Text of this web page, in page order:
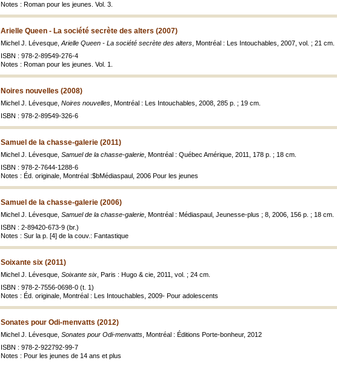
Notes : Roman pour les jeunes. Vol. 3.
Arielle Queen - La société secrète des alters (2007)
Michel J. Lévesque, Arielle Queen - La société secrète des alters , Montréal : Les Intouchables, 2007, vol. ; 21 cm.
ISBN : 978-2-89549-276-4
Notes : Roman pour les jeunes. Vol. 1.
Noires nouvelles (2008)
Michel J. Lévesque, Noires nouvelles , Montréal : Les Intouchables, 2008, 285 p. ; 19 cm.
ISBN : 978-2-89549-326-6
Samuel de la chasse-galerie (2011)
Michel J. Lévesque, Samuel de la chasse-galerie , Montréal : Québec Amérique, 2011, 178 p. ; 18 cm.
ISBN : 978-2-7644-1288-6
Notes : Éd. originale, Montréal :$bMédiaspaul, 2006 Pour les jeunes
Samuel de la chasse-galerie (2006)
Michel J. Lévesque, Samuel de la chasse-galerie , Montréal : Médiaspaul, Jeunesse-plus ; 8, 2006, 156 p. ; 18 cm.
ISBN : 2-89420-673-9 (br.)
Notes : Sur la p. [4] de la couv.: Fantastique
Soixante six (2011)
Michel J. Lévesque, Soixante six , Paris : Hugo & cie, 2011, vol. ; 24 cm.
ISBN : 978-2-7556-0698-0 (t. 1)
Notes : Éd. originale, Montréal : Les Intouchables, 2009- Pour adolescents
Sonates pour Odi-menvatts (2012)
Michel J. Lévesque, Sonates pour Odi-menvatts , Montréal : Éditions Porte-bonheur, 2012
ISBN : 978-2-922792-99-7
Notes : Pour les jeunes de 14 ans et plus